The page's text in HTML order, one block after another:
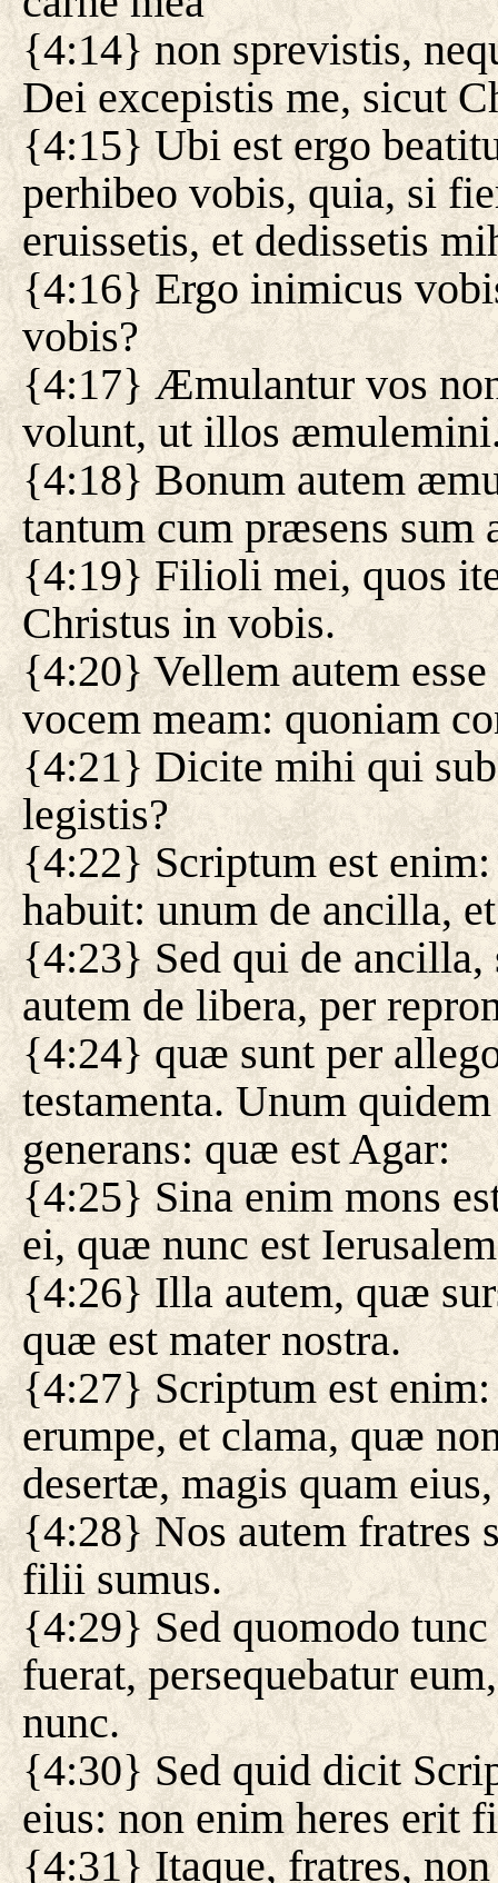
{4:14} non sprevistis,
Dei excepistis me, sicut
{4:15} Ubi est ergo
perhibeo vobis, quia, si
eruissetis, et dedissetis
{4:16} Ergo inimicus
vobis?
{4:17} Æmulantur vos
volunt, ut illos
{4:18} Bonum autem
tantum cum præsens sum
{4:19} Filioli mei, quos
Christus in vobis.
{4:20} Vellem autem
vocem meam: quoniam
{4:21} Dicite mihi qui
legistis?
{4:22} Scriptum est
habuit: unum de ancilla,
{4:23} Sed qui de ancilla,
autem de libera, per
{4:24} quæ sunt per
testamenta. Unum
generans: quæ est Agar:
{4:25} Sina enim mons
ei, quæ nunc est
{4:26} Illa autem, quæ
quæ est mater nostra.
{4:27} Scriptum est
erumpe, et clama, quæ
desertæ, magis quam
{4:28} Nos autem fratres
filii sumus.
{4:29} Sed quomodo
fuerat, persequebatur
nunc.
{4:30} Sed quid dicit
eius: non enim heres
{4:31} Itaque, fratres,